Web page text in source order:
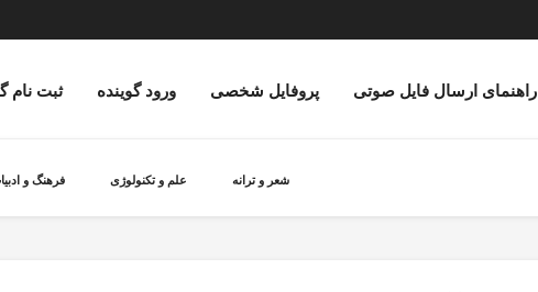
ثبت نام ورود گوینده پروفایل شخصی راهنمای ارسال فایل صوتی
فرهنگ و علم و تکنولوژی شعر و ترانه